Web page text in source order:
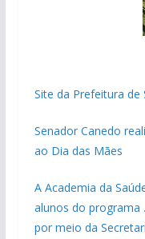
Site da Prefeitura de
Senador Canedo
ao Dia das Mães
A Academia da
alunos do programa
por meio da